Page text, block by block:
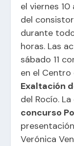
el viernes
del
durante
horas. Las
sábado 11
en el Centro
Exaltación
del Rocío.
concurso
Verónica